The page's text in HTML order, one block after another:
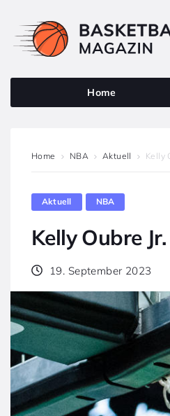
Home
Home NBA Aktuell Kelly
Aktuell NBA
Kelly Oubre
19. September 2023